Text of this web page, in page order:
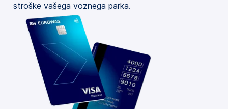
stroške vašega voznega parka.